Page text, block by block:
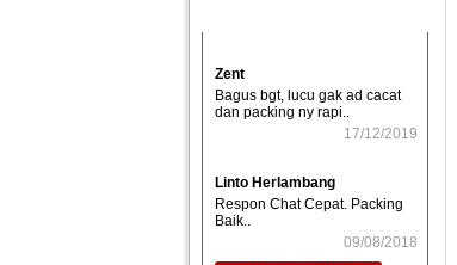
Zent
Bagus bgt, lucu gak ad cacat
dan packing ny rapi..
17/12/2019
Linto Herlambang
Respon Chat Cepat. Packing
Baik..
09/08/2018